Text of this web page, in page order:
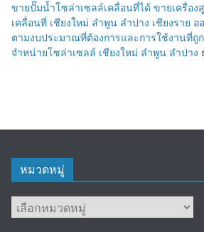
ขายปั๊มน้ำโซล่าเซลล์เคลื่อนที่ได้ ขายเครื่อง
เคลื่อนที่ เชียงใหม่ ลำพูน ลำปาง เชียงราย
ตามงบประมาณที่ต้องการและการใช้งานที่ถู
จำหน่ายโซล่าเซลล์ เชียงใหม่ ลำพูน ลำปาง
หมวดหมู่
หมวด